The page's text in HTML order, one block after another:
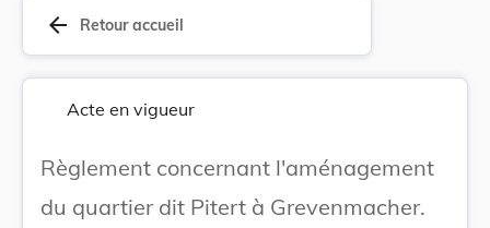
arrow_back Retour accueil
Acte en vigueur
Règlement concernant l'aménagement
du quartier dit Pitert à Grevenmacher.